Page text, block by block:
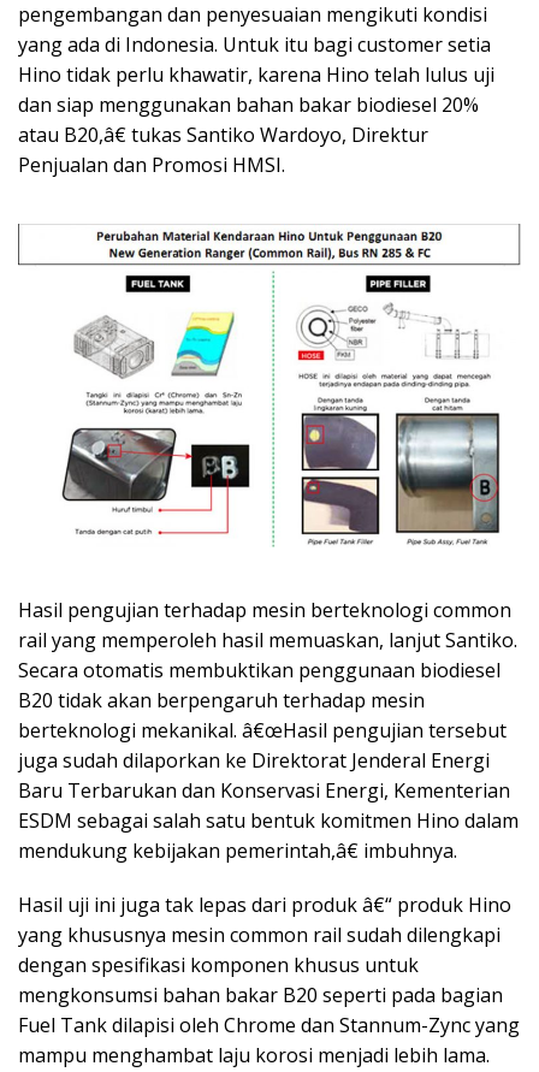
pengembangan dan penyesuaian mengikuti kondisi
yang ada di Indonesia. Untuk itu bagi customer setia
Hino tidak perlu khawatir, karena Hino telah lulus uji
dan siap menggunakan bahan bakar biodiesel 20%
atau B20,â€ tukas Santiko Wardoyo, Direktur
Penjualan dan Promosi HMSI.
Hasil pengujian terhadap mesin berteknologi common
rail yang memperoleh hasil memuaskan, lanjut Santiko.
Secara otomatis membuktikan penggunaan biodiesel
B20 tidak akan berpengaruh terhadap mesin
berteknologi mekanikal. â€œHasil pengujian tersebut
juga sudah dilaporkan ke Direktorat Jenderal Energi
Baru Terbarukan dan Konservasi Energi, Kementerian
ESDM sebagai salah satu bentuk komitmen Hino dalam
mendukung kebijakan pemerintah,â€ imbuhnya.
Hasil uji ini juga tak lepas dari produk â€“ produk Hino
yang khususnya mesin common rail sudah dilengkapi
dengan spesifikasi komponen khusus untuk
mengkonsumsi bahan bakar B20 seperti pada bagian
Fuel Tank dilapisi oleh Chrome dan Stannum-Zync yang
mampu menghambat laju korosi menjadi lebih lama.